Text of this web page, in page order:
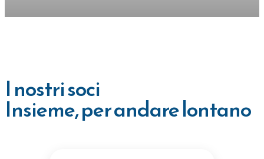
I nostri soci
Insieme, per andare lontano